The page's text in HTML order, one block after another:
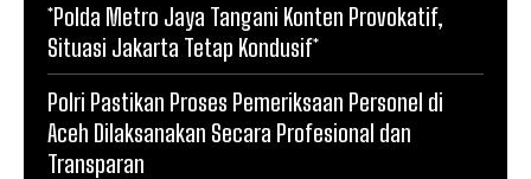
*Polda Metro Jaya Tangani Konten Provokatif,
Situasi Jakarta Tetap Kondusif*
Polri Pastikan Proses Pemeriksaan Personel di
Aceh Dilaksanakan Secara Profesional dan
Transparan